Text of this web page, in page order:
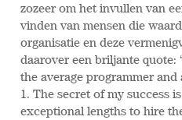
zozeer om het invullen van
vinden van mensen die
organisatie en deze
daarover een briljante quote:
the average programmer and
1. The secret of my success
exceptional lengths to hire